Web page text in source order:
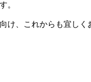
。
け、これからも宜しく